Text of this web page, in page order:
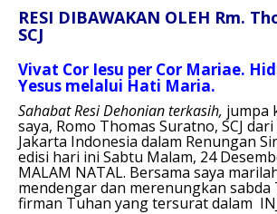
RESI DIBAWAKAN OLEH Rm.
SCJ
Vivat Cor Iesu per Cor Mariae.
Yesus melalui Hati Maria.
Sahabat Resi Dehonian terkasih, jumpa
saya, Romo Thomas Suratno, SCJ dari
Jakarta Indonesia dalam Renungan
edisi hari ini Sabtu Malam, 24
MALAM NATAL. Bersama saya
mendengar dan merenungkan sabda
firman Tuhan yang tersurat dalam